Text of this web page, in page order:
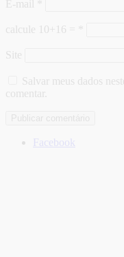
E-mail
calcule 10+16 =
Site
Salvar meus dados
comentar.
Facebook